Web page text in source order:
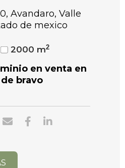
Avandaro, Valle
de mexico
2000 m2
en venta en
bravo